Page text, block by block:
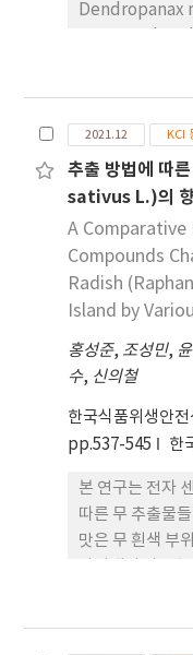
Dendropanax
intracellular
capacity
with black tea
leaves or
RAW 264.7,
kombucha
nitric oxide
cells.
of DM leaves
DMR) showed
that prepared
Ori). In an in
samples
kombucha
content
DML and
2021.12 KCI
추출 방법에 따
sativus L.)의 향
A
Compounds
Radish
Island by
홍성준, 조성민,
수, 신의철
한국식품위생안전
pp.537-545
한
본 연구는 전자
따른 무 추출물
맛은 무 흰색 부
어 무 초록색 부